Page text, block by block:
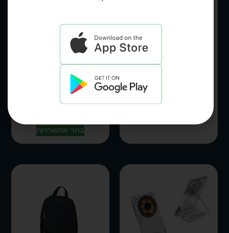
כרית עיסוי שיאצו
מחממת 4 ראשי עיסוי
מסתובבים ו-3 דרגות
צידנית קשיחה
Retro-Freeze
רצועת כתף עור נפח
בחר אפשרויות